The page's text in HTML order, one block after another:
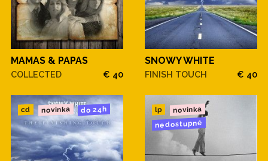
MAMAS & PAPAS
COLLECTED € 40
SNOWY WHITE
FINISH TOUCH € 40
cd novinka do 24h lp novinka
nedostupné